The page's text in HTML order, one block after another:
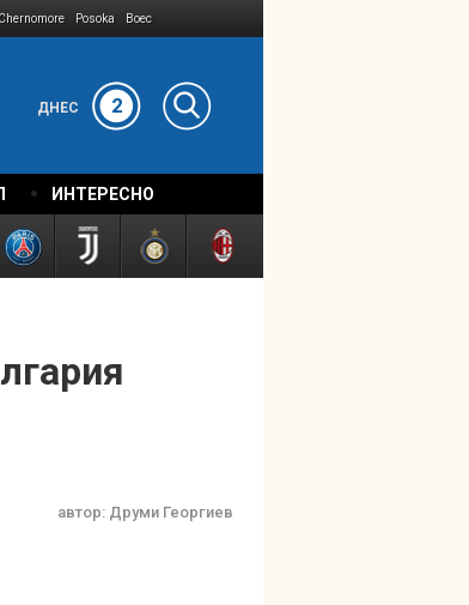
Chernomore Posoka Boec
ДНЕС 2
ИНТЕРЕСНО
автор: Друми Георгиев